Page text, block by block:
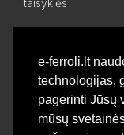
e-ferroli.lt
technologijas,
pagerinti Jūsų
mūsų
taisyklės
Asmeninis
Palyginti produktus